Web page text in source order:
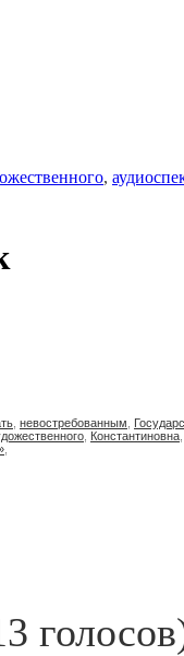
,
невостребованным
Константиновна